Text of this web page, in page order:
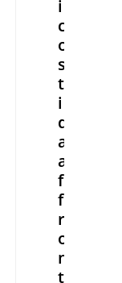
i
c
o
s
t
i
d
a
a
f
f
r
o
n
t